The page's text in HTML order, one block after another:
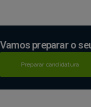
Vamos preparar o
Preparar candidatura